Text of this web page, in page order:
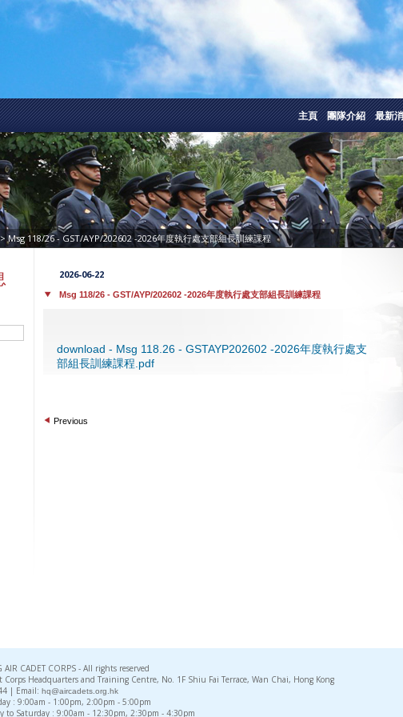
最新
團隊介紹
主頁
Msg 118/26 - GST/AYP/202602 -2026年度執行處支部組長訓練課程
2026-06-22
Msg 118/26 - GST/AYP/202602 -2026年度執行處支部組長訓練課程
download - Msg 118.26 - GSTAYP202602 -2026年度執行處支
部組長訓練課程.pdf
Previous
CADET CORPS - All rights reserved
Corps Headquarters and Training Centre, No. 1F Shiu Fai Terrace, Wan Chai, Hong Kong
| Email: hq@aircadets.org.hk
: 9:00am - 1:00pm, 2:00pm - 5:00pm
to Saturday : 9:00am - 12:30pm, 2:30pm - 4:30pm